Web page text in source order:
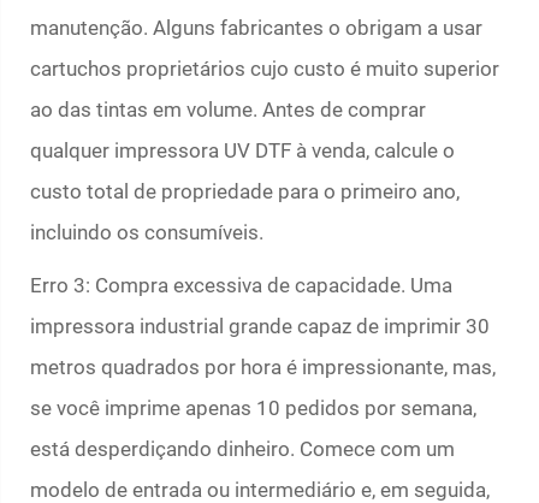
manutenção. Alguns fabricantes o obrigam a usar
cartuchos proprietários cujo custo é muito superior
ao das tintas em volume. Antes de comprar
qualquer impressora UV DTF à venda, calcule o
custo total de propriedade para o primeiro ano,
incluindo os consumíveis.
Erro 3: Compra excessiva de capacidade. Uma
impressora industrial grande capaz de imprimir 30
metros quadrados por hora é impressionante, mas,
se você imprime apenas 10 pedidos por semana,
está desperdiçando dinheiro. Comece com um
modelo de entrada ou intermediário e, em seguida,